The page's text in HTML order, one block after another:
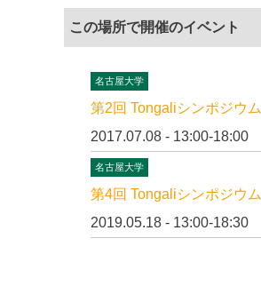
この場所で開催のイベント
名古屋大学
第2回 Tongaliシンポジウム
2017.07.08 - 13:00-18:00
名古屋大学
第4回 Tongaliシンポジウム
2019.05.18 - 13:00-18:30